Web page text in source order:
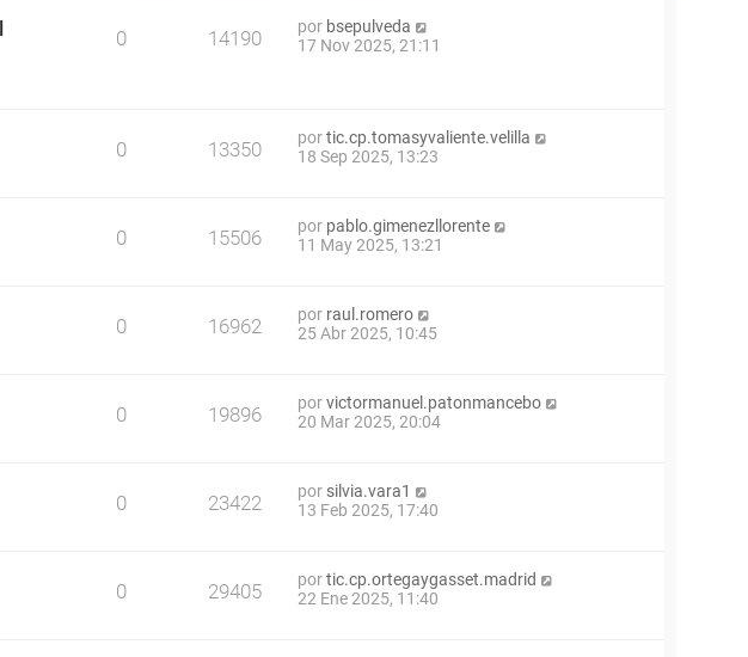
0 14190 por bsepulveda
17 Nov 2025, 21:11
0 13350 portic.cp.tomasyvaliente.velilla
18 Sep 2025, 13:23
0 15506 por pablo.gimenezllorente
11 May 2025, 13:21
0 16962 por raul.romero
25 Abr 2025, 10:45
0 19896 porvictormanuel.patonmancebo
20 Mar 2025, 20:04
0 23422 por silvia.vara1
13 Feb 2025, 17:40
0 29405 portic.cp.ortegaygasset.madrid
22 Ene 2025, 11:40